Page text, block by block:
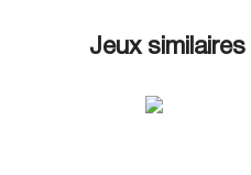
Jeux